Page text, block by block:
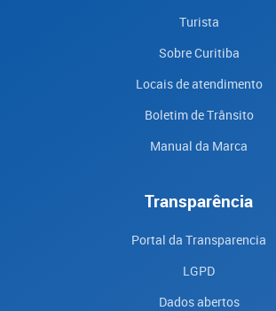
Turista
Sobre Curitiba
Locais de atendimento
Boletim de Trânsito
Manual da Marca
Transparência
Portal da Transparencia
LGPD
Dados abertos